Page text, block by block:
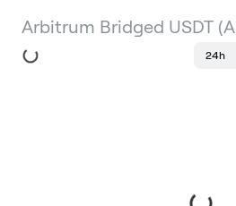
Arbitrum Bridged USDT
24h